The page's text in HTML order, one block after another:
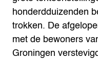
honderdduizenden
trokken. De
met de bewoners
Groningen